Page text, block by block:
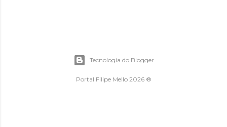
Tecnologia do Blogger
Portal Filipe Mello 2026 ®